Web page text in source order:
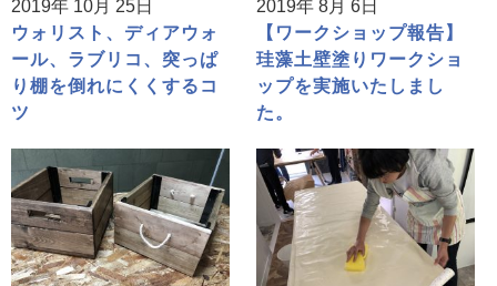
2019年 10月 25日
ウォリスト、ディアウォ
ール、ラブリコ、突っぱ
り棚を倒れにくくするコ
ツ
2019年 8月 6日
【ワークショップ報告】
珪藻土壁塗りワークショ
ップを実施いたしまし
た。